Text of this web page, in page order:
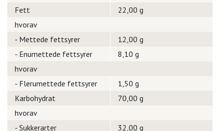
Fett
22,00 g
hvorav
- Mettede fettsyrer
12,00 g
- Enumettede fettsyrer
8,10 g
hvorav
- Flerumettede fettsyrer
1,50 g
Karbohydrat
70,00 g
hvorav
- Sukkerarter
32,00 g